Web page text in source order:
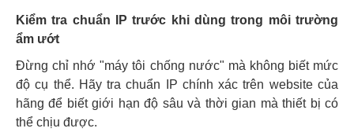
Kiểm tra chuẩn IP trước khi dùng trong môi trường
ẩm ướt
Đừng chỉ nhớ "máy tôi chống nước" mà không biết mức
độ cụ thể. Hãy tra chuẩn IP chính xác trên website của
hãng để biết giới hạn độ sâu và thời gian mà thiết bị có
thể chịu được.